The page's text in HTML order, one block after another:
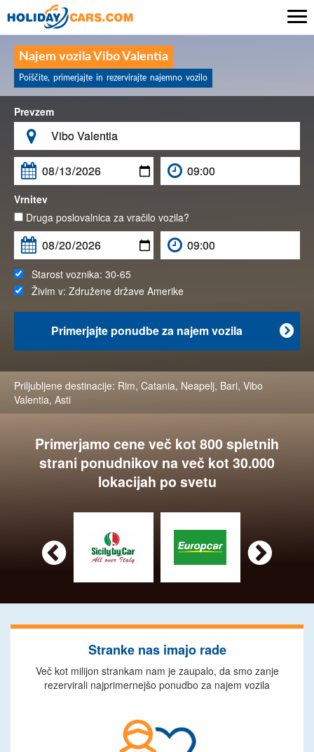
Najem vozila Vibo Valentia
Poiščite, primerjajte in rezervirajte najemno vozilo
Prevzem


Vrnitev
Druga poslovalnica za vračilo vozila?
Starost voznika: 30-65
Živim v: Združene države Amerike

Primerjajte ponudbe za najem vozila
Priljubljene destinacije: Rim, Catania, Neapelj, Bari, Vibo
Valentia, Asti
Primerjamo cene več kot 800 spletnih
strani ponudnikov na več kot 30.000
lokacijah po svetu
 
Stranke nas imajo rade
Več kot milijon strankam nam je zaupalo, da smo zanje
rezervirali najprimernejšo ponudbo za najem vozila